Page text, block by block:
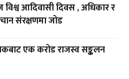
आदिवासी दिवस , अधिकार र
संरक्षणमा जोड
एक करोड राजस्व सङ्कलन